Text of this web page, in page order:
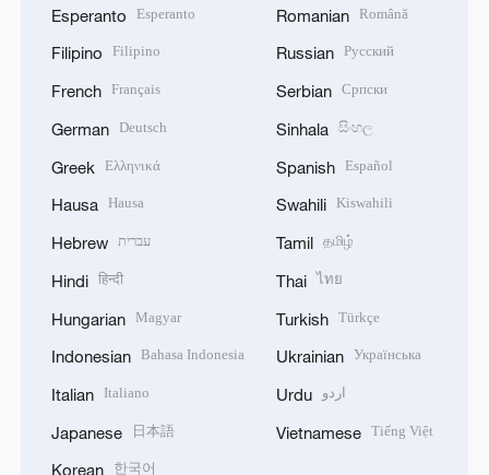
Esperanto Esperanto
Filipino Filipino
French Français
German Deutsch
Greek Ελληνικά
Hausa Hausa
Hebrew עברית
Hindi हिन्दी
Hungarian Magyar
Indonesian Bahasa Indonesia
Italian Italiano
Japanese 日本語
Korean 한국어
Romanian Română
Russian Русский
Serbian Српски
Sinhala සිංහල
Spanish Español
Swahili Kiswahili
Tamil தமிழ்
Thai ไทย
Turkish Türkçe
Ukrainian Українська
Urdu اردو
Vietnamese Tiếng Việt